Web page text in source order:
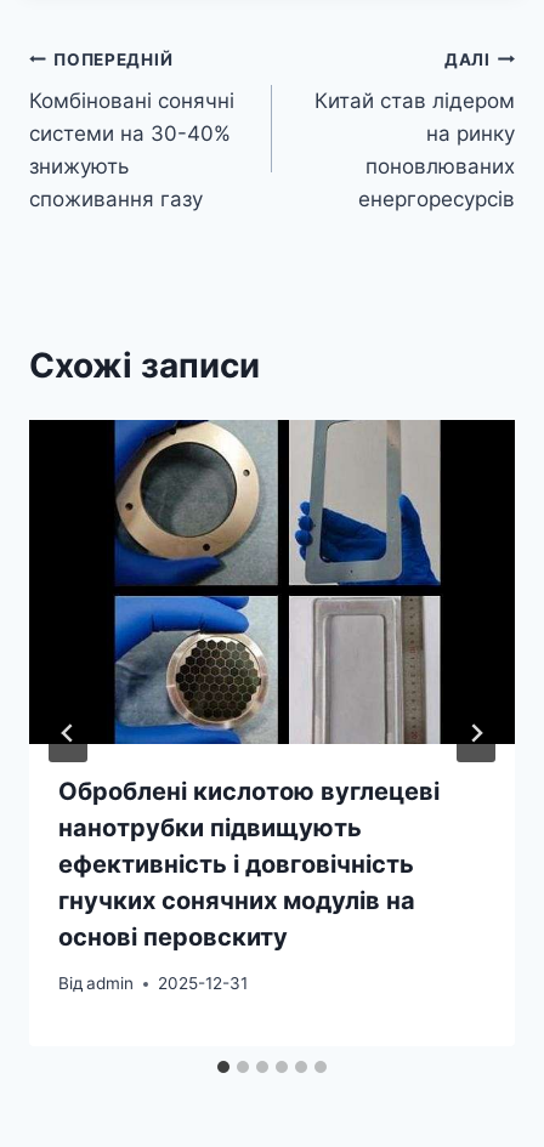
Навігація
записів
ПОПЕРЕДНІЙ
Комбіновані сонячні
системи на 30-40%
знижують
споживання газу
ДАЛІ
Китай став лідером
на ринку
поновлюваних
енергоресурсів
Схожі записи
Оброблені кислотою вуглецеві
нанотрубки підвищують
ефективність і довговічність
гнучких сонячних модулів на
основі перовскиту
Відadmin 2025-12-31